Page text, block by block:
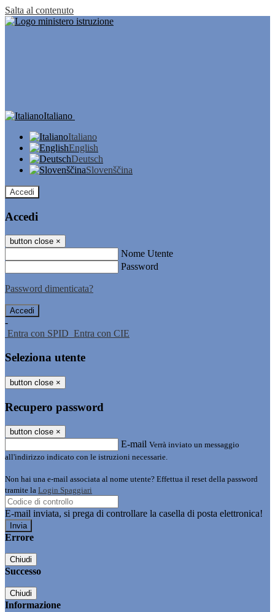
Salta al contenuto
Italiano
Italiano
English
Deutsch
Slovenščina
Accedi
Accedi
button close ×
Nome Utente
Password
Password dimenticata?
-
Entra con SPID Entra con CIE
Seleziona utente
button close ×
Recupero password
button close ×
E-mail Verrà inviato un messaggio
all'indirizzo indicato con le istruzioni necessarie.
Non hai una e-mail associata al nome utente? Effettua il reset della password
tramite la Login Spaggiari
E-mail inviata, si prega di controllare la casella di posta elettronica!
Errore
Chiudi
Successo
Chiudi
Informazione